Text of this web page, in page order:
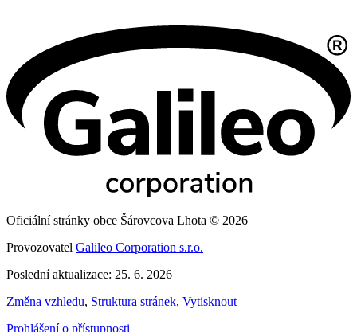
Oficiální stránky obce Šárovcova Lhota © 2026
Provozovatel Galileo Corporation s.r.o.
Poslední aktualizace: 25. 6. 2026
Změna vzhledu, Struktura stránek, Vytisknout
Prohlášení o přístupnosti